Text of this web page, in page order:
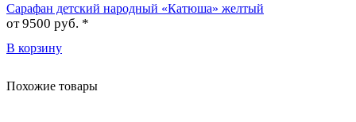
Сарафан детский народный «Катюша» желтый
от9500 руб. *
В корзину
Похожие товары